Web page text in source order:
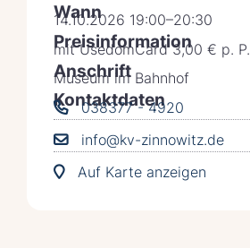
Wann
14.10.2026 19:00–20:30
Preisinformation
mit UsedomCard 3,00 € p. P.
Anschrift
Museum im Bahnhof
Kontaktdaten
038377 - 4920
info@kv-zinnowitz.de
Auf Karte anzeigen